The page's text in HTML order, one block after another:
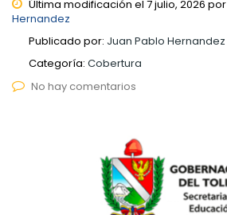
Última modificación el 7 julio, 2026 por
Hernandez
Publicado por: Juan Pablo Hernandez
Categoría: Cobertura
No hay comentarios